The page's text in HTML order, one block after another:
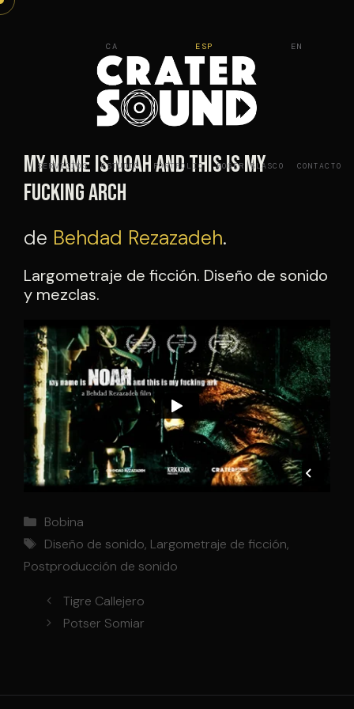
Saltar
SERVICIOS ESTUDIO PORTFOLIO ROGER BLASCO CONTACTO
CA ESP EN
My name is NOAH and This is my
fucking Arch
de Behdad Rezazadeh.
Largometraje de ficción. Diseño de sonido
y mezclas.
Categorías
Bobina
Etiquetas
Diseño de sonido, Largometraje de ficción,
Postproducción de sonido
Tigre Callejero
Potser Somiar